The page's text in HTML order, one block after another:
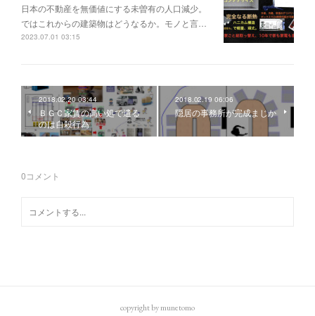
日本の不動産を無価値にする未曽有の人口減少。
ではこれからの建築物はどうなるか。モノと言…
2023.07.01 03:15
2018.02.20 03:44
ＢＧＣ家賃の高い処で遣る
のは自殺行為
2018.02.19 06:06
隠居の事務所が完成まじか
0コメント
copyright by munetomo